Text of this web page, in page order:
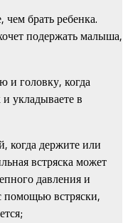
брать ребенка.
подержать малыша,
и головку, когда
укладываете в
когда держите или
встряска может
давления и
помощью встряски,